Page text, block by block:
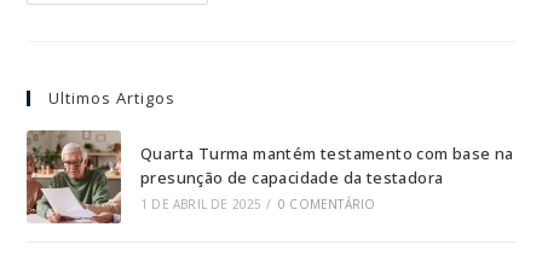
Ultimos Artigos
Quarta Turma mantém testamento com base na
presunção de capacidade da testadora
1 DE ABRIL DE 2025 / 0 COMENTÁRIO